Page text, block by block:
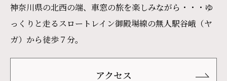
神奈川県の北西の端、車窓の旅を楽しみながら・・・ゆ
っくりと走るスロートレイン御殿場線の無人駅谷峨（ヤ
ガ）から徒歩７分。
アクセス